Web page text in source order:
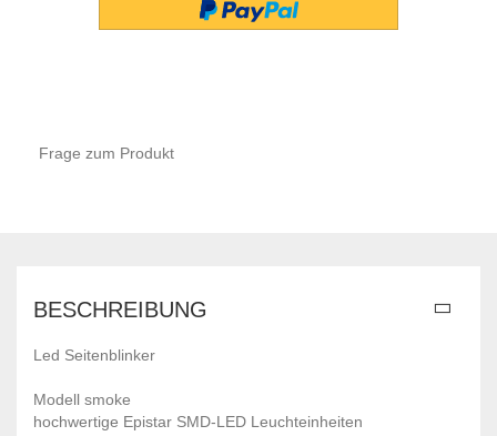
Frage zum Produkt
BESCHREIBUNG
Led Seitenblinker
Modell smoke
hochwertige Epistar SMD-LED Leuchteinheiten